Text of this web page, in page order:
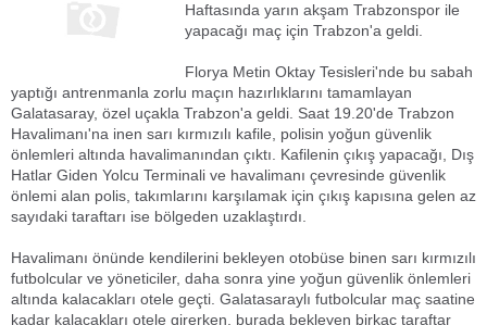
Haftasında yarın akşam Trabzonspor ile
yapacağı maç için Trabzon'a geldi.
Florya Metin Oktay Tesisleri'nde bu sabah
yaptığı antrenmanla zorlu maçın hazırlıklarını tamamlayan
Galatasaray, özel uçakla Trabzon'a geldi. Saat 19.20'de Trabzon
Havalimanı'na inen sarı kırmızılı kafile, polisin yoğun güvenlik
önlemleri altında havalimanından çıktı. Kafilenin çıkış yapacağı, Dış
Hatlar Giden Yolcu Terminali ve havalimanı çevresinde güvenlik
önlemi alan polis, takımlarını karşılamak için çıkış kapısına gelen az
sayıdaki taraftarı ise bölgeden uzaklaştırdı.
Havalimanı önünde kendilerini bekleyen otobüse binen sarı kırmızılı
futbolcular ve yöneticiler, daha sonra yine yoğun güvenlik önlemleri
altında kalacakları otele geçti. Galatasaraylı futbolcular maç saatine
kadar kalacakları otele girerken, burada bekleyen birkaç taraftar